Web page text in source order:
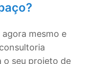
mesmo e
o seu projeto de